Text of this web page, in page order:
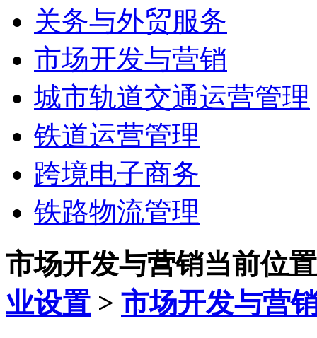
关务与外贸服务
市场开发与营销
城市轨道交通运营管理
铁道运营管理
跨境电子商务
铁路物流管理
市场开发与营销当前位
业设置 > 市场开发与营